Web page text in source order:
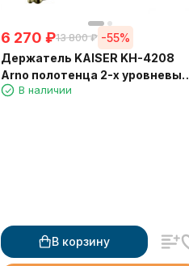
6 270 ₽13 800 ₽ -55%
Держатель KAISER KH-4208
Arno полотенца 2-х уровневый
63 смВ наличии
В корзину